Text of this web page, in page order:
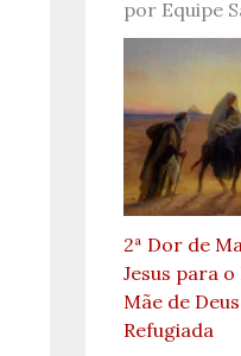
por Equipe
2ª Dor de
Jesus para
Mãe de
Refugiada